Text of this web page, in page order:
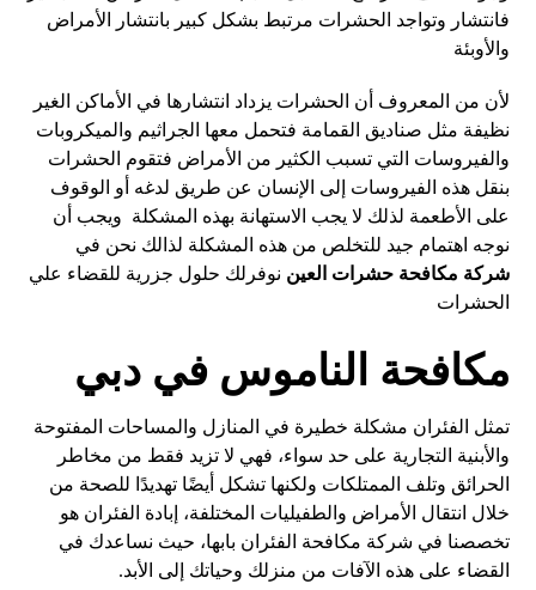
فانتشار وتواجد الحشرات مرتبط بشكل كبير بانتشار الأمراض
والأوبئة
لأن من المعروف أن الحشرات يزداد انتشارها في الأماكن الغير
نظيفة مثل صناديق القمامة فتحمل معها الجراثيم والميكروبات
والفيروسات التي تسبب الكثير من الأمراض فتقوم الحشرات
بنقل هذه الفيروسات إلى الإنسان عن طريق لدغه أو الوقوف
على الأطعمة لذلك لا يجب الاستهانة بهذه المشكلة ويجب أن
نوجه اهتمام جيد للتخلص من هذه المشكلة لذالك نحن في
شركة مكافحة حشرات العين نوفرلك حلول جزرية للقضاء علي
الحشرات
مكافحة الناموس في دبي
تمثل الفئران مشكلة خطيرة في المنازل والمساحات المفتوحة
والأبنية التجارية على حد سواء، فهي لا تزيد فقط من مخاطر
الحرائق وتلف الممتلكات ولكنها تشكل أيضًا تهديدًا للصحة من
خلال انتقال الأمراض والطفيليات المختلفة، إبادة الفئران هو
تخصصنا في شركة مكافحة الفئران بابها، حيث نساعدك في
القضاء على هذه الآفات من منزلك وحياتك إلى الأبد.